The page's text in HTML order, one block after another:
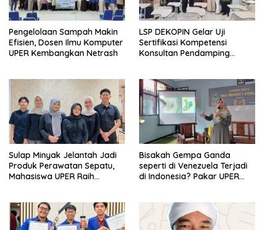
Pengelolaan Sampah Makin
Efisien, Dosen Ilmu Komputer
UPER Kembangkan Netrash
LSP DEKOPIN Gelar Uji
Sertifikasi Kompetensi
Konsultan Pendamping
Sulap Minyak Jelantah Jadi
Produk Perawatan Sepatu,
Mahasiswa UPER Raih
Bisakah Gempa Ganda
seperti di Venezuela Terjadi
di Indonesia? Pakar UPER